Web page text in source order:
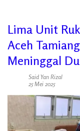
Lima Unit
Aceh
Meninggal
Said Yan Rizal
25 Mei 2025